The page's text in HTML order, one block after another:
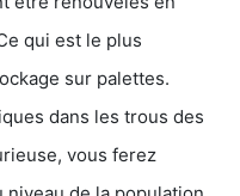
qui est le plus
sur palettes.
dans les trous des
vous ferez